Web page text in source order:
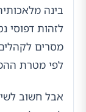
בינה
לזהות דפוסי
מסרים
לפי מטרת